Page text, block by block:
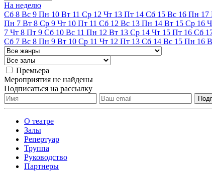
На неделю
Сб 8 Вс 9 Пн 10 Вт 11 Ср 12 Чт 13 Пт 14 Сб 15 Вс 16 Пн 17
Пн 7 Вт 8 Ср 9 Чт 10 Пт 11 Сб 12 Вс 13 Пн 14 Вт 15 Ср 16
7 Чт 8 Пт 9 Сб 10 Вс 11 Пн 12 Вт 13 Ср 14 Чт 15 Пт 16 Сб
Сб 7 Вс 8 Пн 9 Вт 10 Ср 11 Чт 12 Пт 13 Сб 14 Вс 15 Пн 16
Премьера
Мероприятия не найдены
Подписаться на рассылку
О театре
Залы
Репертуар
Труппа
Руководство
Партнеры